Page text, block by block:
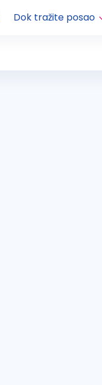
Dok tražite posao